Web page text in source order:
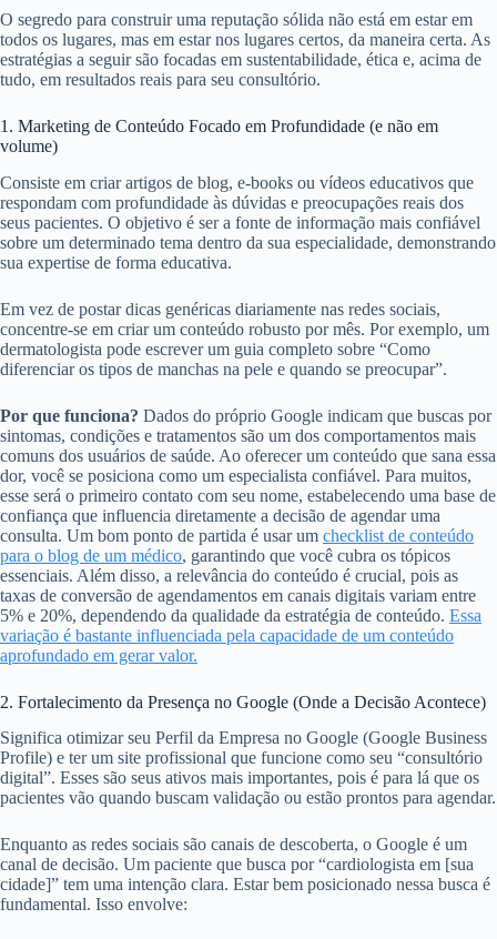
O segredo para construir uma reputação sólida não está em estar em
todos os lugares, mas em estar nos lugares certos, da maneira certa. As
estratégias a seguir são focadas em sustentabilidade, ética e, acima de
tudo, em resultados reais para seu consultório.
1. Marketing de Conteúdo Focado em Profundidade (e não em
volume)
Consiste em criar artigos de blog, e-books ou vídeos educativos que
respondam com profundidade às dúvidas e preocupações reais dos
seus pacientes. O objetivo é ser a fonte de informação mais confiável
sobre um determinado tema dentro da sua especialidade, demonstrando
sua expertise de forma educativa.
Em vez de postar dicas genéricas diariamente nas redes sociais,
concentre-se em criar um conteúdo robusto por mês. Por exemplo, um
dermatologista pode escrever um guia completo sobre “Como
diferenciar os tipos de manchas na pele e quando se preocupar”.
Por que funciona? Dados do próprio Google indicam que buscas por
sintomas, condições e tratamentos são um dos comportamentos mais
comuns dos usuários de saúde. Ao oferecer um conteúdo que sana essa
dor, você se posiciona como um especialista confiável. Para muitos,
esse será o primeiro contato com seu nome, estabelecendo uma base de
confiança que influencia diretamente a decisão de agendar uma
consulta. Um bom ponto de partida é usar um checklist de conteúdo
para o blog de um médico, garantindo que você cubra os tópicos
essenciais. Além disso, a relevância do conteúdo é crucial, pois as
taxas de conversão de agendamentos em canais digitais variam entre
5% e 20%, dependendo da qualidade da estratégia de conteúdo. Essa
variação é bastante influenciada pela capacidade de um conteúdo
aprofundado em gerar valor.
2. Fortalecimento da Presença no Google (Onde a Decisão Acontece)
Significa otimizar seu Perfil da Empresa no Google (Google Business
Profile) e ter um site profissional que funcione como seu “consultório
digital”. Esses são seus ativos mais importantes, pois é para lá que os
pacientes vão quando buscam validação ou estão prontos para agendar.
Enquanto as redes sociais são canais de descoberta, o Google é um
canal de decisão. Um paciente que busca por “cardiologista em [sua
cidade]” tem uma intenção clara. Estar bem posicionado nessa busca é
fundamental. Isso envolve: